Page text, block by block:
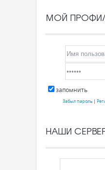
МОЙ
запомнить
Забыл пароль|
НАШИ